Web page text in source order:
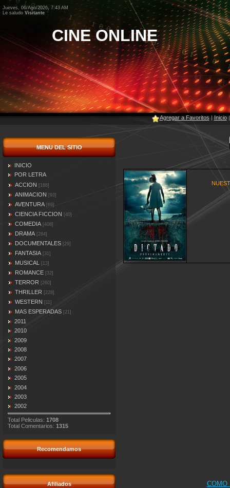
Jueves, 06/Ago/2026, 7:43 AM
Le saludo Visitante
CINE ONLINE
Agregar a Favoritos|Inicio
MENU DEL SITIO
INICIO
POR LETRA
ACCION
[188]
ANIMACION [93]
AVENTURA [69]
CIENCIA FICCION [40]
COMEDIA [408]
DRAMA [284]
DOCUMENTALES [29]
FANTASIA [31]
MUSICAL [13]
ROMANCE [32]
TERROR [260]
THRILLER [228]
WESTERN [11]
MAS ESPERADAS [21]
2011
2010
2009
2008
2007
2006
2005
2004
2003
2002
Total Peliculas: 1708
Total Comentarios: 1315
Recomendamos
Afiliados COMO